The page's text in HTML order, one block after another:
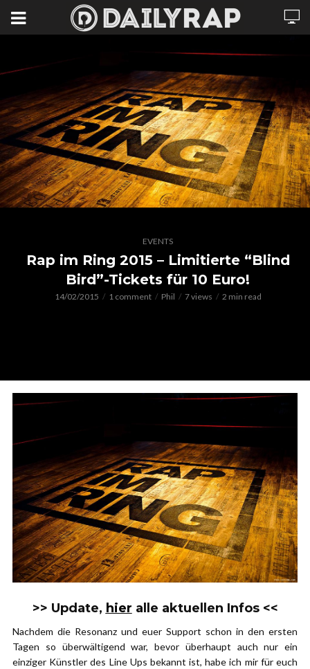
EVENTS
Rap im Ring 2015 – Limitierte “Blind
Bird”-Tickets für 10 Euro!
14/02/2015 1 comment Phil 7 views 2 min read
>> Update, hier alle aktuellen Infos <<
Nachdem die Resonanz und euer Support schon in den ersten
Tagen so überwältigend war, bevor überhaupt auch nur ein
einziger Künstler des Line Ups bekannt ist, habe ich mir für euch